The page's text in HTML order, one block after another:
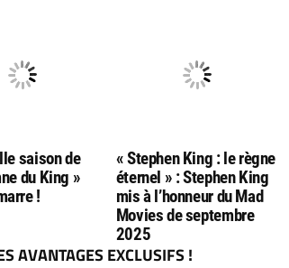
saison de
du King »
!
« Stephen King : le règne
éternel » : Stephen King
mis à l’honneur du Mad
Movies de septembre
2025
AVANTAGES EXCLUSIFS !